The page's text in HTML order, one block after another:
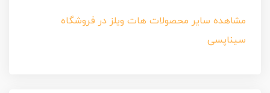
مشاهده سایر محصولات هات ویلز در فروشگاه
سیناپسی